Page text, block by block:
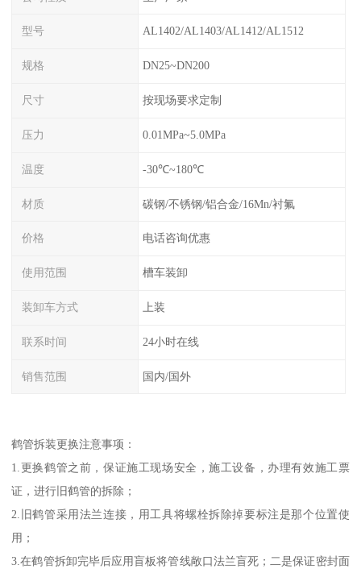
型号 AL1402/AL1403/AL1412/AL1512
规格 DN25~DN200
尺寸 按现场要求定制
压力 0.01MPa~5.0MPa
温度 -30℃~180℃
材质 碳钢/不锈钢/铝合金/16Mn/衬氟
价格 电话咨询优惠
使用范围 槽车装卸
装卸车方式 上装
联系时间 24小时在线
销售范围 国内/国外
鹤管拆装更换注意事项：
1.更换鹤管之前，保证施工现场安全，施工设备，办理有效施工票
证，进行旧鹤管的拆除；
2.旧鹤管采用法兰连接，用工具将螺栓拆除掉要标注是那个位置使
用；
3.在鹤管拆卸完毕后应用盲板将管线敞口法兰盲死；二是保证密封面